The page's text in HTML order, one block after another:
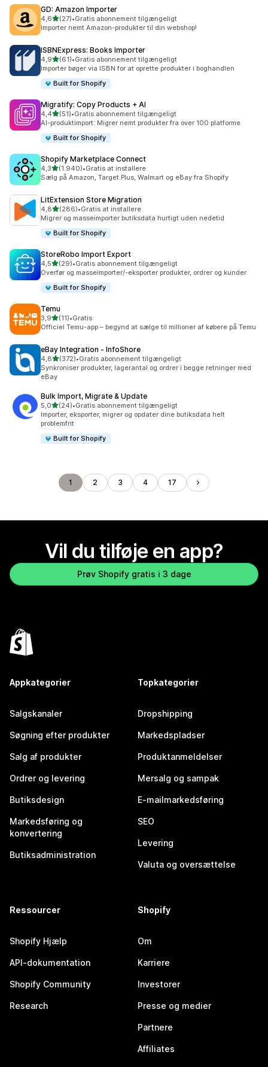
GD: Amazon Importer
4,6ud af 5 stjerner
(27)
27 anmeldelser i alt
•Gratis abonnement tilgængeligt
Importer nemt Amazon-produkter til din webshop!
ISBNExpress: Books Importer
4,9ud af 5 stjerner
(61)
61 anmeldelser i alt
•Gratis abonnement tilgængeligt
Importer bøger via ISBN for at oprette produkter i boghandlen
Built for Shopify
Migratify: Copy Products + AI
4,4ud af 5 stjerner
(51)
51 anmeldelser i alt
•Gratis abonnement tilgængeligt
AI-produktimport: Migrer nemt produkter fra over 100 platforme
Built for Shopify
Shopify Marketplace Connect
4,3ud af 5 stjerner
(1.940)
1940 anmeldelser i alt
•Gratis at installere
Sælg på Amazon, Target Plus, Walmart og eBay fra Shopify
LitExtension Store Migration
4,8ud af 5 stjerner
(286)
286 anmeldelser i alt
•Gratis at installere
Migrer og masseimporter butiksdata hurtigt uden nedetid
Built for Shopify
StoreRobo Import Export
4,5ud af 5 stjerner
(29)
29 anmeldelser i alt
•Gratis abonnement tilgængeligt
Overfør og masseimporter/-eksporter produkter, ordrer og kunder
Built for Shopify
Temu
3,9ud af 5 stjerner
(11)
11 anmeldelser i alt
•Gratis
Officiel Temu-app – begynd at sælge til millioner af købere på Temu
eBay Integration ‑ InfoShore
4,8ud af 5 stjerner
(372)
372 anmeldelser i alt
•Gratis abonnement tilgængeligt
Synkroniser produkter, lagerantal og ordrer i begge retninger med
eBay
Bulk Import, Migrate & Update
5,0ud af 5 stjerner
(24)
24 anmeldelser i alt
•Gratis abonnement tilgængeligt
Importer, eksporter, migrer og opdater dine butiksdata helt
problemfrit
Built for Shopify
1 2 3 4 17
Vil du tilføje en app?
Prøv Shopify gratis i 3 dage
Appkategorier
Salgskanaler
Søgning efter produkter
Salg af produkter
Ordrer og levering
Butiksdesign
Markedsføring og
konvertering
Butiksadministration
Topkategorier
Dropshipping
Markedspladser
Produktanmeldelser
Mersalg og sampak
E-mailmarkedsføring
SEO
Levering
Valuta og oversættelse
Ressourcer
Shopify Hjælp
API-dokumentation
Shopify Community
Research
Shopify
Om
Karriere
Investorer
Presse og medier
Partnere
Affiliates